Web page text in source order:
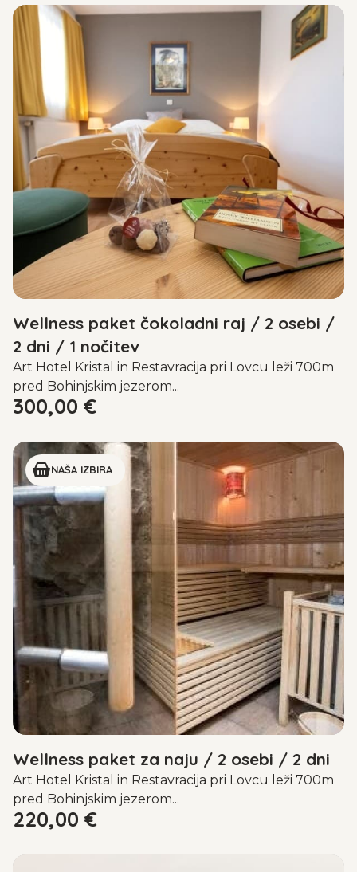
Wellness paket čokoladni raj / 2 osebi /
2 dni / 1 nočitev
Art Hotel Kristal in Restavracija pri Lovcu leži 700m
pred Bohinjskim jezerom...
300,00 €
NAŠA IZBIRA
Wellness paket za naju / 2 osebi / 2 dni
Art Hotel Kristal in Restavracija pri Lovcu leži 700m
pred Bohinjskim jezerom...
220,00 €